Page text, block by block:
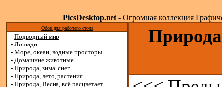
PicsDesktop.net- Огромная коллекция
Обои для рабочего стола
- Подводный мир
- Лошади
- Море, океан, водные просторы
- Домашние животные
- Природа, зима, снег
- Природа, лето, растения
- Природа, Весна, всё расцветает